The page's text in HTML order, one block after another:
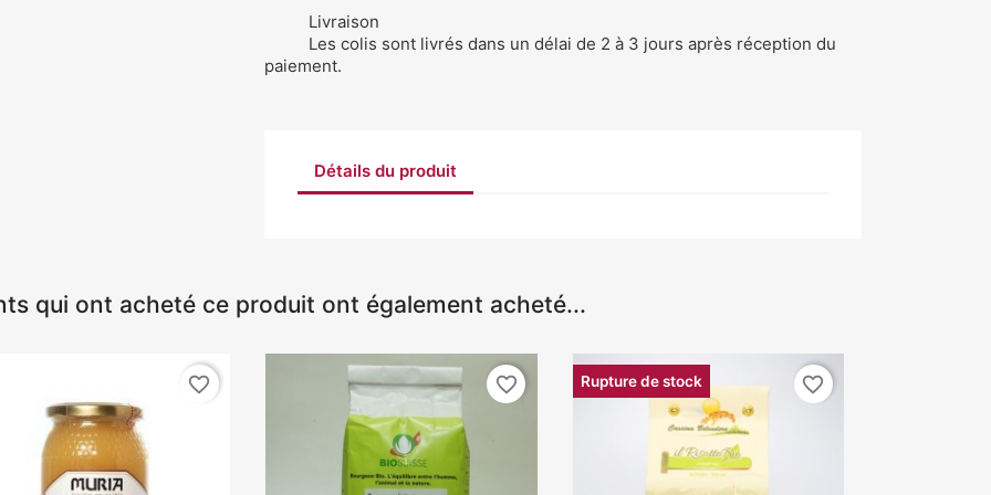
Livraison
Les colis sont livrés dans un délai de 2 à 3 jours après réception du
paiement.
Détails du produit
qui ont acheté ce produit ont également acheté...
favorite_border favorite_border Rupture de stock favorite_border